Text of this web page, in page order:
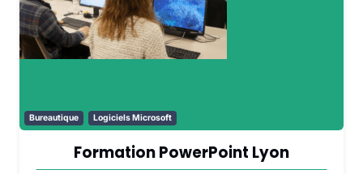
Bureautique Logiciels Microsoft
Formation PowerPoint Lyon